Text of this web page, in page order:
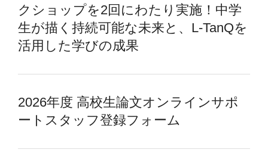
クショップを2回にわたり実施！中学
生が描く持続可能な未来と、L-TanQを
活用した学びの成果
2026年度 高校生論文オンラインサポ
ートスタッフ登録フォーム